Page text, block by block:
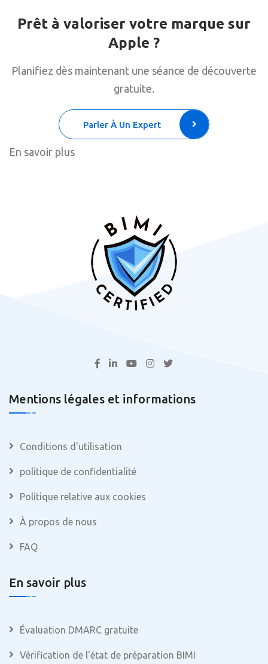
Prêt à valoriser votre marque sur
Apple ?
Planifiez dès maintenant une séance de découverte
gratuite.
Parler À Un Expert
En savoir plus
Mentions légales et informations
Conditions d'utilisation
politique de confidentialité
Politique relative aux cookies
À propos de nous
FAQ
En savoir plus
Évaluation DMARC gratuite
Vérification de l'état de préparation BIMI